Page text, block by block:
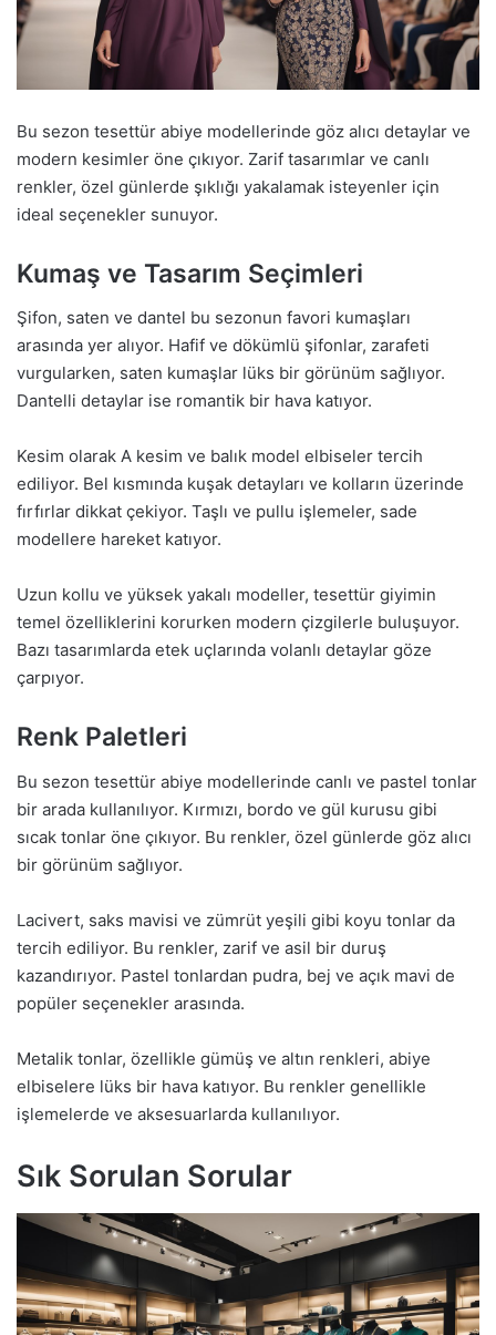
Bu sezon tesettür abiye modellerinde göz alıcı detaylar ve
modern kesimler öne çıkıyor. Zarif tasarımlar ve canlı
renkler, özel günlerde şıklığı yakalamak isteyenler için
ideal seçenekler sunuyor.
Kumaş ve Tasarım Seçimleri
Şifon, saten ve dantel bu sezonun favori kumaşları
arasında yer alıyor. Hafif ve dökümlü şifonlar, zarafeti
vurgularken, saten kumaşlar lüks bir görünüm sağlıyor.
Dantelli detaylar ise romantik bir hava katıyor.
Kesim olarak A kesim ve balık model elbiseler tercih
ediliyor. Bel kısmında kuşak detayları ve kolların üzerinde
fırfırlar dikkat çekiyor. Taşlı ve pullu işlemeler, sade
modellere hareket katıyor.
Uzun kollu ve yüksek yakalı modeller, tesettür giyimin
temel özelliklerini korurken modern çizgilerle buluşuyor.
Bazı tasarımlarda etek uçlarında volanlı detaylar göze
çarpıyor.
Renk Paletleri
Bu sezon tesettür abiye modellerinde canlı ve pastel tonlar
bir arada kullanılıyor. Kırmızı, bordo ve gül kurusu gibi
sıcak tonlar öne çıkıyor. Bu renkler, özel günlerde göz alıcı
bir görünüm sağlıyor.
Lacivert, saks mavisi ve zümrüt yeşili gibi koyu tonlar da
tercih ediliyor. Bu renkler, zarif ve asil bir duruş
kazandırıyor. Pastel tonlardan pudra, bej ve açık mavi de
popüler seçenekler arasında.
Metalik tonlar, özellikle gümüş ve altın renkleri, abiye
elbiselere lüks bir hava katıyor. Bu renkler genellikle
işlemelerde ve aksesuarlarda kullanılıyor.
Sık Sorulan Sorular